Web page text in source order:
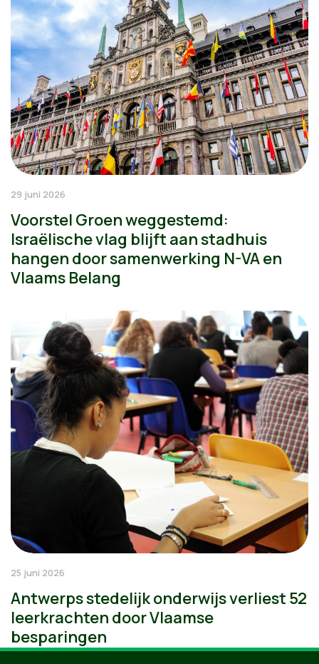
29 juni 2026
Voorstel Groen weggestemd:
Israëlische vlag blijft aan stadhuis
hangen door samenwerking N-VA en
Vlaams Belang
25 juni 2026
Antwerps stedelijk onderwijs verliest 52
leerkrachten door Vlaamse
besparingen